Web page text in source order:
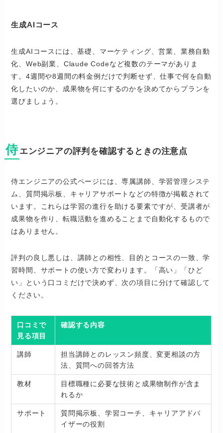
生成AIコース
生成AIコースには、基礎、マーケティング、営業、業務自動
化、Web副業、Claude Codeなど複数のテーマがありま
す。4週間や8週間の料金例だけで判断せず、仕事で何を自動
化したいのか、成果物を何にするのかを決めてからプランを
選びましょう。
侍エンジニアの評判を確認するときの注意点
侍エンジニアの公式ページには、専属講師、学習管理システ
ム、質問掲示板、キャリアサポートなどの特徴が掲載されて
います。これらは学習の進行を助ける要素ですが、受講者が
成果物を作り、転職活動を進めることまで自動化するもので
はありません。
評判の良し悪しは、講師との相性、目的とコースの一致、学
習時間、サポートの使い方で変わります。「高い」「ひど
い」という口コミだけで決めず、次の項目に分けて確認して
ください。
口コミで
見る項目
確認する内容
講師
担当講師とのレッスン頻度、変更相談の方
法、質問への回答方法
教材
目標職種に必要な技術と成果物制作が含ま
れるか
サポート
質問掲示板、学習コーチ、キャリアアドバ
イザーの役割